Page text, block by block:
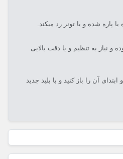
پاره شده و یا تونر رد میکند.
و نیاز به تنظیم و یا دقت بالایی
آن را باز کنید و با بلید جدید